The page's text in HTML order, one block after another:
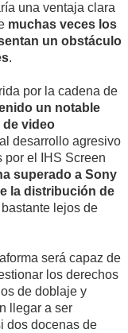
una ventaja clara
muchas veces los
un obstáculo
.
por la cadena de
un notable
de video
desarrollo agresivo
por el IHS Screen
superado a Sony
la distribución de
lejos de
será capaz de
los derechos
de doblaje y
llegar a ser
dos docenas de